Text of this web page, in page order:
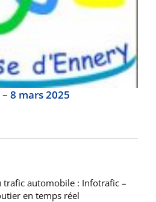
8 mars 2025
trafic automobile : Infotrafic –
en temps réel